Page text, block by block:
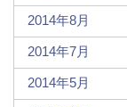
2014年8月
2014年7月
2014年5月